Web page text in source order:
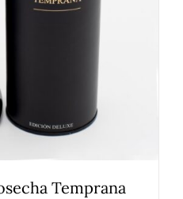
Temprana